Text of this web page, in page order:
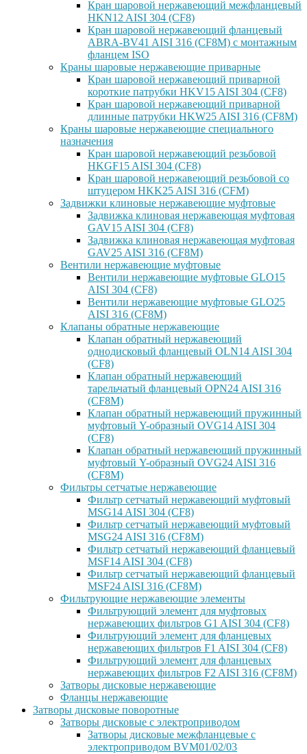
Кран шаровой нержавеющий межфланцевый
HKN12 AISI 304 (CF8)
Кран шаровой нержавеющий фланцевый
ABRA-BV41 AISI 316 (CF8M) с монтажным
фланцем ISO
Краны шаровые нержавеющие приварные
Кран шаровой нержавеющий приварной
короткие патрубки HKV15 AISI 304 (CF8)
Кран шаровой нержавеющий приварной
длинные патрубки HKW25 AISI 316 (CF8M)
Краны шаровые нержавеющие специального
назначения
Кран шаровой нержавеющий резьбовой
HKGF15 AISI 304 (CF8)
Кран шаровой нержавеющий резьбовой со
штуцером HKK25 AISI 316 (CFM)
Задвижки клиновые нержавеющие муфтовые
Задвижка клиновая нержавеющая муфтовая
GAV15 AISI 304 (CF8)
Задвижка клиновая нержавеющая муфтовая
GAV25 AISI 316 (CF8M)
Вентили нержавеющие муфтовые
Вентили нержавеющие муфтовые GLO15
AISI 304 (CF8)
Вентили нержавеющие муфтовые GLO25
AISI 316 (CF8M)
Клапаны обратные нержавеющие
Клапан обратный нержавеющий
однодисковый фланцевый OLN14 AISI 304
(CF8)
Клапан обратный нержавеющий
тарельчатый фланцевый OPN24 AISI 316
(CF8M)
Клапан обратный нержавеющий пружинный
муфтовый Y-образный OVG14 AISI 304
(CF8)
Клапан обратный нержавеющий пружинный
муфтовый Y-образный OVG24 AISI 316
(CF8М)
Фильтры сетчатые нержавеющие
Фильтр сетчатый нержавеющий муфтовый
MSG14 AISI 304 (CF8)
Фильтр сетчатый нержавеющий муфтовый
MSG24 AISI 316 (CF8M)
Фильтр сетчатый нержавеющий фланцевый
MSF14 AISI 304 (CF8)
Фильтр сетчатый нержавеющий фланцевый
MSF24 AISI 316 (CF8M)
Фильтрующие нержавеющие элементы
Фильтрующий элемент для муфтовых
нержавеющих фильтров G1 AISI 304 (CF8)
Фильтрующий элемент для фланцевых
нержавеющих фильтров F1 AISI 304 (CF8)
Фильтрующий элемент для фланцевых
нержавеющих фильтров F2 AISI 316 (CF8M)
Затворы дисковые нержавеющие
Фланцы нержавеющие
Затворы дисковые поворотные
Затворы дисковые с электроприводом
Затворы дисковые межфланцевые с
электроприводом BVM01/02/03